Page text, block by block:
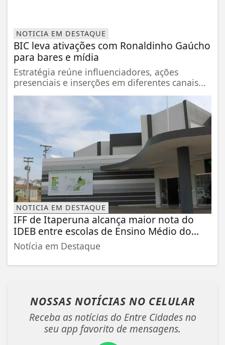
NOTICIA EM DESTAQUE
BIC leva ativações com Ronaldinho Gaúcho
para bares e mídia
Estratégia reúne influenciadores, ações
presenciais e inserções em diferentes canais...
NOTICIA EM DESTAQUE
IFF de Itaperuna alcança maior nota do
IDEB entre escolas de Ensino Médio do...
Notícia em Destaque
NOSSAS NOTÍCIAS NO CELULAR
Receba as notícias do Entre Cidades no
seu app favorito de mensagens.